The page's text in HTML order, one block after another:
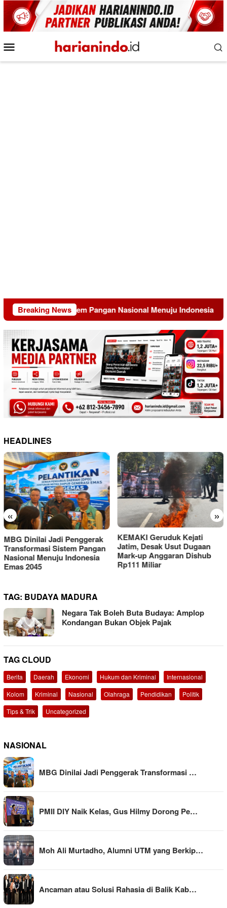
Loncat
ke
konten
Mobile
Breaking News
Sistem Pangan Nasional Menuju Indonesia Emas
HEADLINES
« »
KEMAKI Geruduk Kejati
Jatim, Desak Usut Dugaan
Mark-up Anggaran Dishub
Rp111 Miliar
PMII DIY Naik Kelas, Gus
Hilmy Dorong Penguatan
Advokasi Hukum dan
Digitalisasi Gerakan
TAG: BUDAYA MADURA
Negara Tak Boleh Buta Budaya: Amplop
Kondangan Bukan Objek Pajak
TAG CLOUD
Berita Daerah Ekonomi Hukum dan Kriminal
Internasional
Kolom
Kriminal Nasional Olahraga Pendidikan
Politik
Tips & Trik
Uncategorized
NASIONAL
MBG Dinilai Jadi Penggerak Transformasi …
PMII DIY Naik Kelas, Gus Hilmy Dorong Pe…
Moh Ali Murtadho, Alumni UTM yang Berkip…
Ancaman atau Solusi Rahasia di Balik Kab…